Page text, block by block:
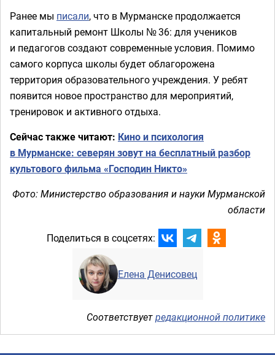
Ранее мы писали, что в Мурманске продолжается
капитальный ремонт Школы № 36: для учеников
и педагогов создают современные условия. Помимо
самого корпуса школы будет облагорожена
территория образовательного учреждения. У ребят
появится новое пространство для мероприятий,
тренировок и активного отдыха.
Сейчас также читают: Кино и психология
в Мурманске: северян зовут на бесплатный разбор
культового фильма «Господин Никто»
Фото: Министерство образования и науки Мурманской
области
Поделиться в соцсетях:
Елена Денисовец
Соответствуетредакционной политике